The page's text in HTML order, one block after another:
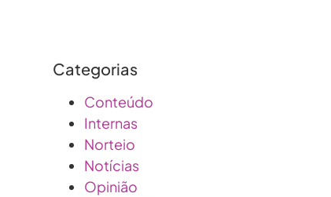
Categorias
Conteúdo
Internas
Norteio
Notícias
Opinião